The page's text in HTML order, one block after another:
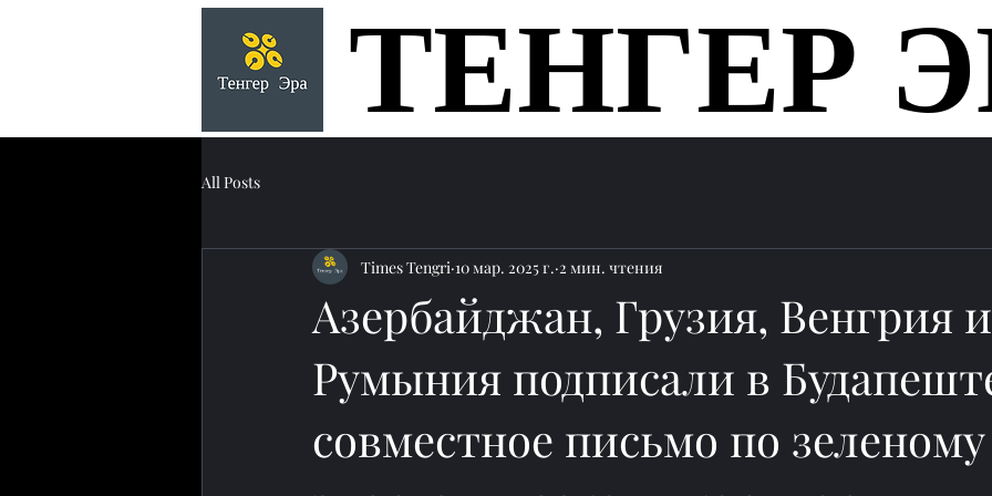
Главная
ТЕНГЕР
ТЕНГЕР
All Posts
Азербайджан, Грузия, Венгрия и
Румыния подписали в
совместное письмо по зеленому
Times Tengri 10 мар. 2025 г. 2 мин. чтения